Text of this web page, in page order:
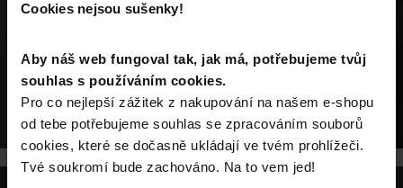
Cookies nejsou sušenky!
Aby náš web fungoval tak, jak má, potřebujeme tvůj
souhlas s používáním cookies.
Pro co nejlepší zážitek z nakupování na našem e-shopu
od tebe potřebujeme souhlas se zpracováním souborů
cookies, které se dočasně ukládají ve tvém prohlížeči.
Tvé soukromí bude zachováno. Na to vem jed!
POKRAČUJ NA ÚVODNÍ STRÁNKU